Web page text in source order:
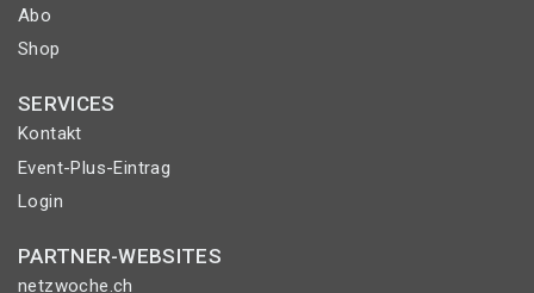
Abo
Shop
SERVICES
Kontakt
Event-Plus-Eintrag
Login
PARTNER-WEBSITES
netzwoche.ch